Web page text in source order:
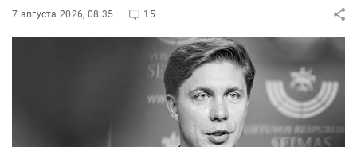
7 августа 2026, 08:35 15